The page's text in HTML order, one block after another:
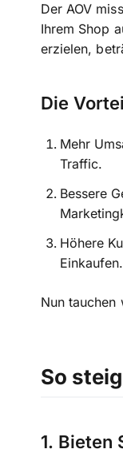
Der AOV
Ihrem Shop
erzielen,
Die
Mehr
Traffic.
Bessere
Höhere
Einkaufen.
Nun
So
1. Bieten